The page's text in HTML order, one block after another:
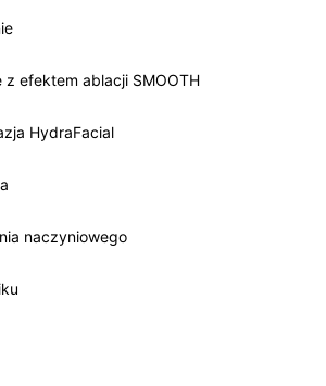
z efektem ablacji SMOOTH
HydraFacial
naczyniowego